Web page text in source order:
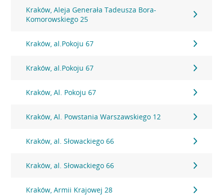
Kraków, Aleja Generała Tadeusza Bora-
Komorowskiego 25
Kraków, al.Pokoju 67
Kraków, al.Pokoju 67
Kraków, Al. Pokoju 67
Kraków, Al. Powstania Warszawskiego 12
Kraków, al. Słowackiego 66
Kraków, al. Słowackiego 66
Kraków, Armii Krajowej 28